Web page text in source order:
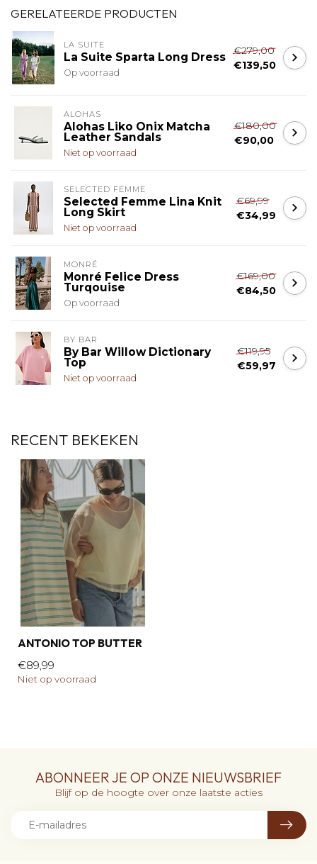
GERELATEERDE PRODUCTEN
LA SUITE
La Suite Sparta Long Dress
Op voorraad
€279,00
€139,50
ALOHAS
Alohas Liko Onix Matcha
Leather Sandals
Niet op voorraad
€180,00
€90,00
SELECTED FEMME
Selected Femme Lina Knit
Long Skirt
Niet op voorraad
€69,99
€34,99
MONRÉ
Monré Felice Dress
Turqouise
Op voorraad
€169,00
€84,50
BY BAR
By Bar Willow Dictionary
Top
Niet op voorraad
€119,95
€59,97
RECENT BEKEKEN
ANTONIO TOP BUTTER
€89,99
Niet op voorraad
ABONNEER JE OP ONZE NIEUWSBRIEF
Blijf op de hoogte over onze laatste acties